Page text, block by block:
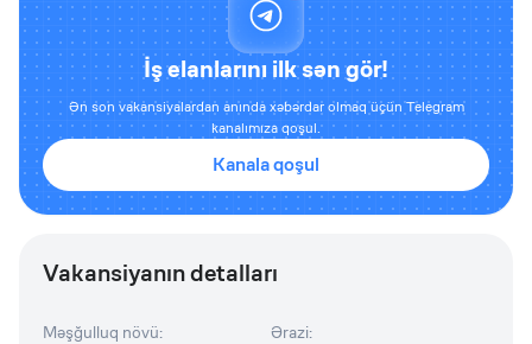
İş elanlarını ilk sən gör!
Ən son vakansiyalardan anında xəbərdar olmaq üçün Telegram
kanalımıza qoşul.
Kanala qoşul
Vakansiyanın detalları
Məşğulluq növü:
Ərazi: